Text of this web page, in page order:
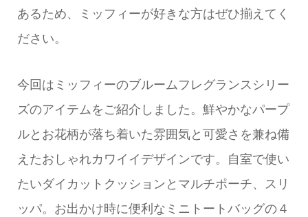
あるため、ミッフィーが好きな方はぜひ揃えてく
ださい。
今回はミッフィーのブルームフレグランスシリー
ズのアイテムをご紹介しました。鮮やかなパープ
ルとお花柄が落ち着いた雰囲気と可愛さを兼ね備
えたおしゃれカワイイデザインです。自室で使い
たいダイカットクッションとマルチポーチ、スリ
ッパ。お出かけ時に便利なミニトートバッグの４